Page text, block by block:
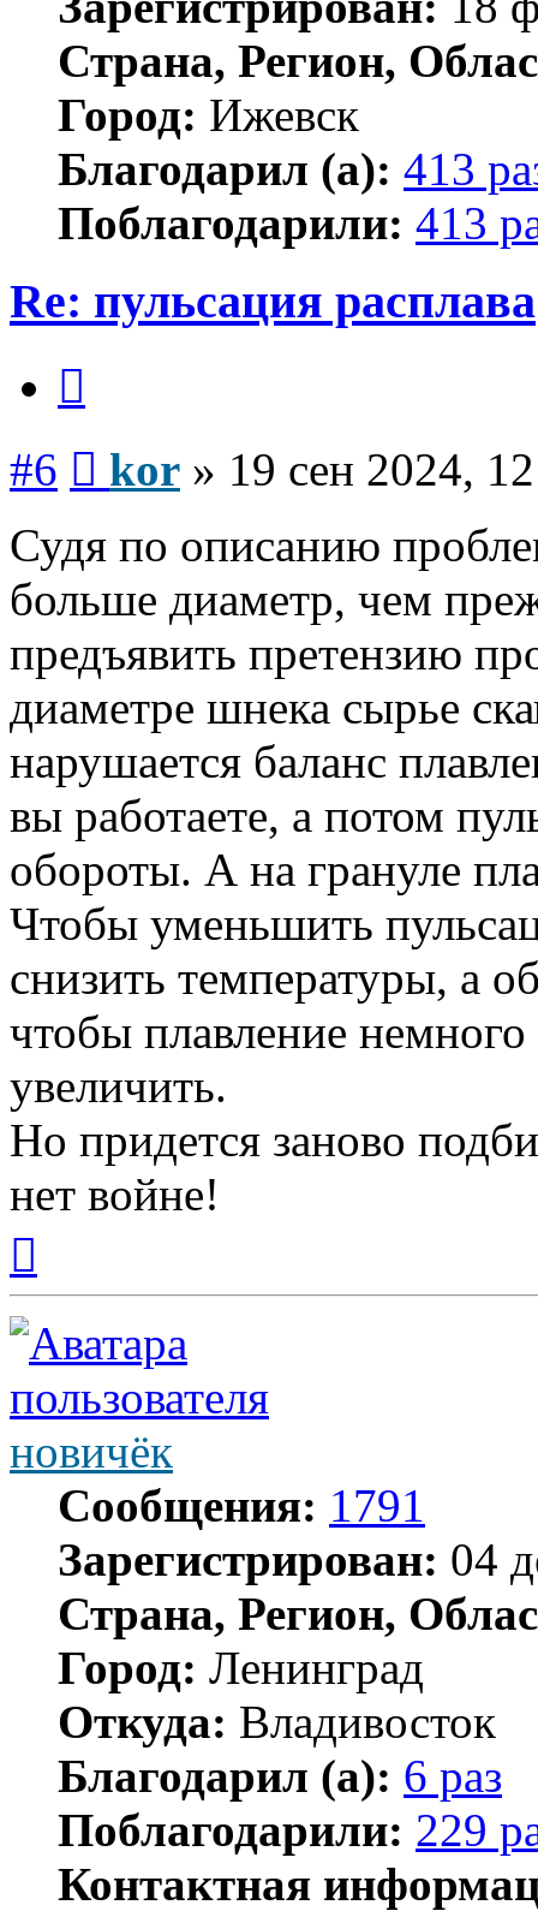
Страна, Регион,
Город: Ижевск
Благодарил (а): 413
Поблагодарили: 413
Re: пульсация расплава
#6 kor » 19 сен 2024,
Судя по описанию
больше диаметр, чем
предъявить претензию
диаметре шнека сырье
нарушается баланс
вы работаете, а потом
обороты. А на грануле
Чтобы уменьшить
снизить температуры, а
чтобы плавление
увеличить.
Но придется заново
нет войне!
началу
новичёк
Сообщения: 1791
Зарегистрирован: 04
Страна, Регион,
Город: Ленинград
Откуда: Владивосток
Благодарил (а): 6 раз
Поблагодарили: 229
Контактная